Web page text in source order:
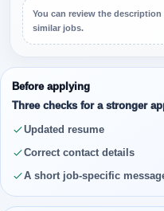
You can review the
similar jobs.
Before applying
Three checks for a stronger
Updated resume
Correct contact details
A short job-specific